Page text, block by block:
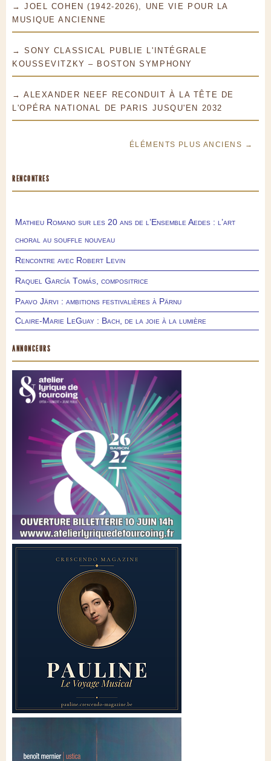
→ JOEL COHEN (1942-2026), UNE VIE POUR LA
MUSIQUE ANCIENNE
→ SONY CLASSICAL PUBLIE L'INTÉGRALE
KOUSSEVITZKY – BOSTON SYMPHONY
→ ALEXANDER NEEF RECONDUIT À LA TÊTE DE
L'OPÉRA NATIONAL DE PARIS JUSQU'EN 2032
ÉLÉMENTS PLUS ANCIENS →
RENCONTRES
Mathieu Romano sur les 20 ans de l’Ensemble Aedes : l’art
choral au souffle nouveau
Rencontre avec Robert Levin
Raquel García Tomás, compositrice
Paavo Järvi : ambitions festivalières à Pärnu
Claire-Marie LeGuay : Bach, de la joie à la lumière
ANNONCEURS